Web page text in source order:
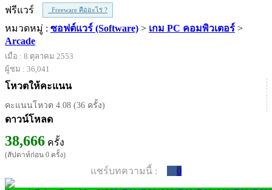
ฟรีแวร์
Freeware คืออะไร ?
หมวดหมู่ : ซอฟต์แวร์ (Software) > เกม PC คอมพิวเตอร์ >
Arcade
เมื่อ : 8 ตุลาคม 2553
ผู้ชม : 36,041
โหวตให้คะแนน
คะแนนโหวต 4.08 (36 ครั้ง)
ดาวน์โหลด
38,666 ครั้ง
(สัปดาห์ก่อน 0 ครั้ง)
แชร์บทความนี้ : 0